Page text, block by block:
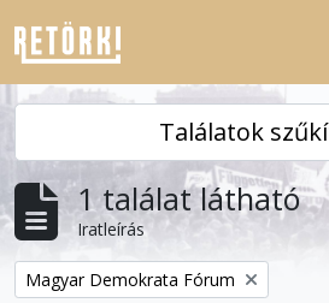
Skip to main content
Találatok
1 találat látható
Iratleírás
Remove filter:
Magyar Demokrata Fórum